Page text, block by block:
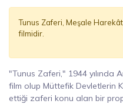
Tunus Zaferi, Meşale
filmidir.
"Tunus Zaferi," 1944 yılında
film olup Müttefik Devletlerin
ettiği zaferi konu alan bir